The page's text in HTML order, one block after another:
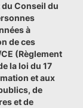
Conseil du
à
de ces
(Règlement
la loi du 17
et aux
de
et de